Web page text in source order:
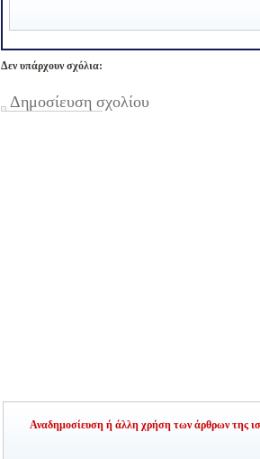
Δεν υπάρχουν σχόλια:
Δημοσίευση σχολίου
Αναδημοσίευση ή άλλη χρήση των άρθρων της